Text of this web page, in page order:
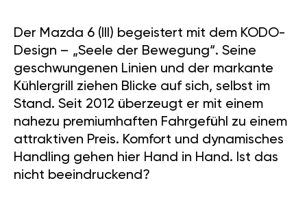
Der Mazda 6 (III) begeistert mit dem KODO-
Design – „Seele der Bewegung“. Seine
geschwungenen Linien und der markante
Kühlergrill ziehen Blicke auf sich, selbst im
Stand. Seit 2012 überzeugt er mit einem
nahezu premiumhaften Fahrgefühl zu einem
attraktiven Preis. Komfort und dynamisches
Handling gehen hier Hand in Hand. Ist das
nicht beeindruckend?